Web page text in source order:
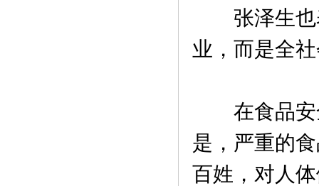
张泽生也
业，而是全
在食品安
是，严重的
百姓，对人